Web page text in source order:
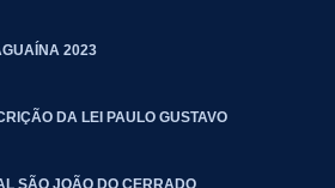
2023
DA LEI PAULO GUSTAVO
SÃO JOÃO DO CERRADO